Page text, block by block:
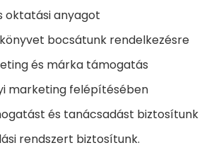
oktatási anyagot
bocsátunk rendelkezésre
és márka támogatás
marketing felépítésében
és tanácsadást biztosítunk
rendszert biztosítunk.